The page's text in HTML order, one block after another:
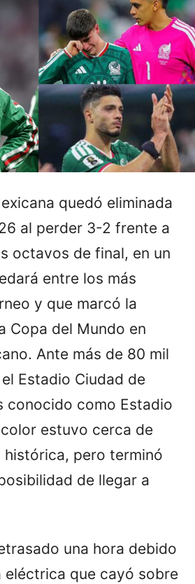
quedó eliminada
al perder 3-2 frente a
octavos de final, en un
entre los más
y que marcó la
Copa del Mundo en
Ante más de 80 mil
Estadio Ciudad de
como Estadio
estuvo cerca de
histórica, pero terminó
de llegar a
una hora debido
eléctrica que cayó sobre